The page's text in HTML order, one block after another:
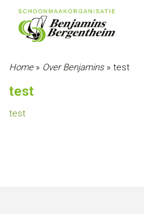
Home» Over Benjamins» test
test
test